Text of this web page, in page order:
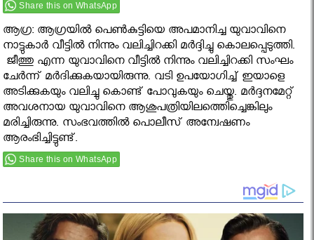
Share this on WhatsApp
ആഗ്ര: ആഗ്രയിൽ പെൺകുട്ടിയെ അപമാനിച്ച യുവാവിനെ
നാട്ടുകാർ വീട്ടില്‍ നിന്നും വലിച്ചിറക്കി മര്‍ദ്ദിച്ചു കൊലപ്പെടുത്തി.
ജീത്തു എന്ന യുവാവിനെ വീട്ടില്‍ നിന്നും വലിച്ചിറക്കി സംഘം
ചേര്‍ന്ന് മര്‍ദിക്കുകയായിരുന്നു. വടി ഉപയോഗിച്ച് ഇയാളെ
അടിക്കുകയും വലിച്ചു കൊണ്ട് പോവുകയും ചെയ്തു. മര്‍ദ്ദനമേറ്റ്
അവശനായ യുവാവിനെ ആശുപത്രിയിലത്തെിച്ചെങ്കിലും
മരിച്ചിരുന്നു. സംഭവത്തില്‍ പൊലീസ് അന്വേഷണം
ആരംഭിച്ചിട്ടുണ്ട്.
Share this on WhatsApp